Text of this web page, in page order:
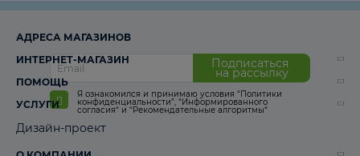
Подписаться
на рассылку
Я ознакомился и принимаю условия “Политики
конфиденциальности”, “Информированного
согласия“ и “Рекомендательные алгоритмы“
АДРЕСА МАГАЗИНОВ
ИНТЕРНЕТ-МАГАЗИН
ПОМОЩЬ
УСЛУГИ
Дизайн-проект